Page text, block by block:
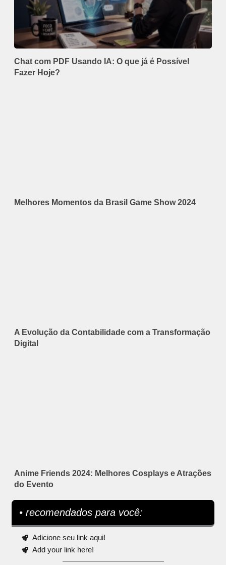
Chat com PDF Usando IA: O que já é Possível
Fazer Hoje?
Melhores Momentos da Brasil Game Show 2024
A Evolução da Contabilidade com a Transformação
Digital
Anime Friends 2024: Melhores Cosplays e Atrações
do Evento
• recomendados para você:
Adicione seu link aqui!
Add your link here!